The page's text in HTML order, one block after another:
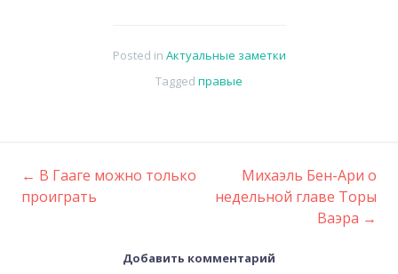
Posted in Актуальные заметки
Tagged правые
Post
navigation
← В Гааге можно только
проиграть
Михаэль Бен-Ари о
недельной главе Торы
Ваэра →
Добавить комментарий